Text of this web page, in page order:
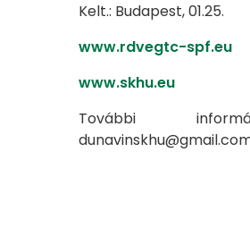
Kelt.: Budapest, 01.25.
www.rdvegtc-spf.eu
www.skhu.eu
További